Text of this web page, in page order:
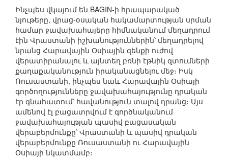
Ինչպես վկայում են BAGIN-ի հրապարակած
նյութերը, վրաց-օսական հակամարտության սրման
համար ջավախահայերը հիմնականում մեղադրում
էին Վրաստանի իշխանություններին՝ մեղադրելով
նրանց Հարավային Օսիային զենքի ուժով
վերատիրանալու և այնտեղ բռնի էթնիկ զտումների
քաղաքականություն իրականացնելու մեջ։ Իսկ
Ռուսաստանի, ինչպես նաև Հարավային Օսիայի
գործողությունները ջավախահայությունը դրական
էր գնահատում՝ հավանություն տալով դրանց։ Այս
ամենով էլ բացատրվում է գործնականում
ջավախահայության պասիվ բացասական
վերաբերմունքը՝ Վրաստանի և պասիվ դրական
վերաբերմունքը Ռուսաստանի ու Հարավային
Օսիայի նկատմամբ։